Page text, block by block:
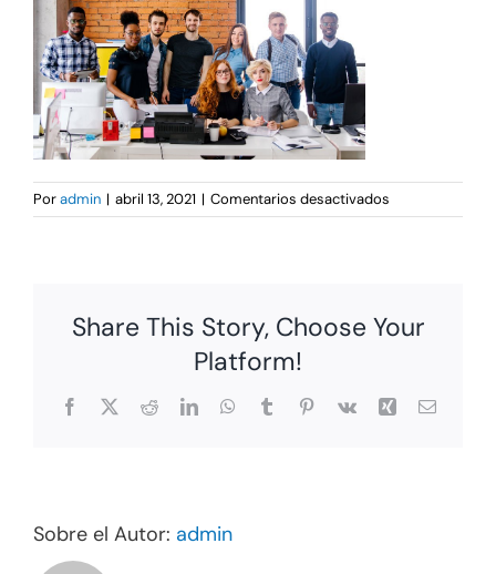
Poradmin | abril 13, 2021 | Comentarios desactivados
Team
Share This Story, Choose Your
Platform!
Facebook
X RedditLinkedInWhatsApp
TumblrPinterest
Vk Xing Correo
Sobre el Autor: admin